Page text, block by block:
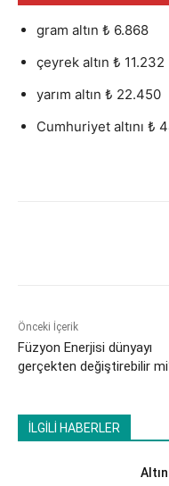
gram altın ₺ 6.868
çeyrek altın ₺ 11.232
yarım altın ₺ 22.450
Cumhuriyet altını ₺
Önceki İçerik
Füzyon Enerjisi dünyayı
gerçekten değiştirebilir
İLGİLİ HABERLER